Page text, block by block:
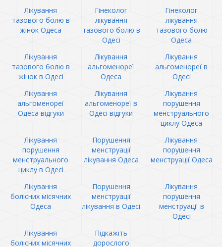
Лікування
тазового болю в
жінок Одеса
Гінеколог
лікування
тазового болю в
Одесі
Гінеколог
лікування
тазового болю
Одеса
Лікування
тазового болю в
жінок в Одесі
Лікування
альгоменореї
Одеса
Лікування
альгоменореї в
Одесі
Лікування
альгоменореї
Одеса відгуки
Лікування
альгоменореї в
Одесі відгуки
Лікування
порушення
менструального
циклу Одеса
Лікування
порушення
менструального
циклу в Одесі
Порушення
менструації
лікування Одеса
Лікування
порушення
менструації Одеса
Лікування
болісних місячних
Одеса
Порушення
менструації
лікування в Одесі
Лікування
порушення
менструації в
Одесі
Лікування
болісних місячних
Підкажіть
дорослого